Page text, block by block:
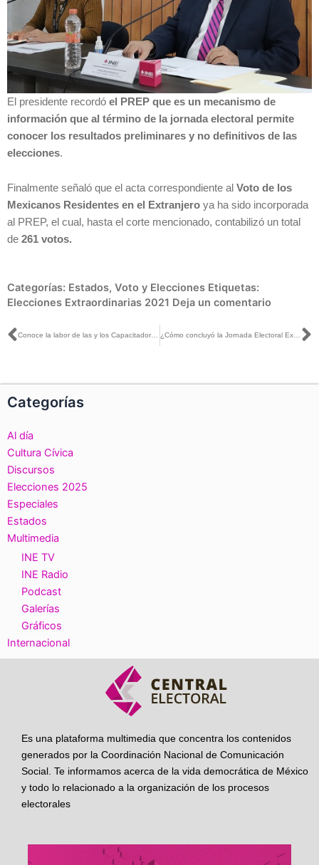
El presidente recordó el PREP que es un mecanismo de
información que al término de la jornada electoral permite
conocer los resultados preliminares y no definitivos de las
elecciones.
Finalmente señaló que el acta correspondiente al Voto de los
Mexicanos Residentes en el Extranjero ya ha sido incorporada
al PREP, el cual, hasta el corte mencionado, contabilizó un total
de 261 votos.
Categorías: Estados, Voto y Elecciones Etiquetas:
Elecciones Extraordinarias 2021 Deja un comentario
Ant ¿Cómo concluyó la Jornada Electoral Extraordinaria en Nayarit para elegir una Senaduría?
Categorías
Al día
Cultura Cívica
Discursos
Elecciones 2025
Especiales
Estados
Multimedia
INE TV
INE Radio
Podcast
Galerías
Gráficos
Internacional
Es una plataforma multimedia que concentra los contenidos
generados por la Coordinación Nacional de Comunicación
Social. Te informamos acerca de la vida democrática de México
y todo lo relacionado a la organización de los procesos
electorales